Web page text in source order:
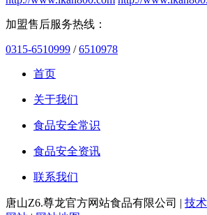
加盟售后服务热线：
0315-6510999 /6510978
首页
关于我们
食品安全常识
食品安全资讯
联系我们
唐山Z6.尊龙官方网站食品有限公司 | 技